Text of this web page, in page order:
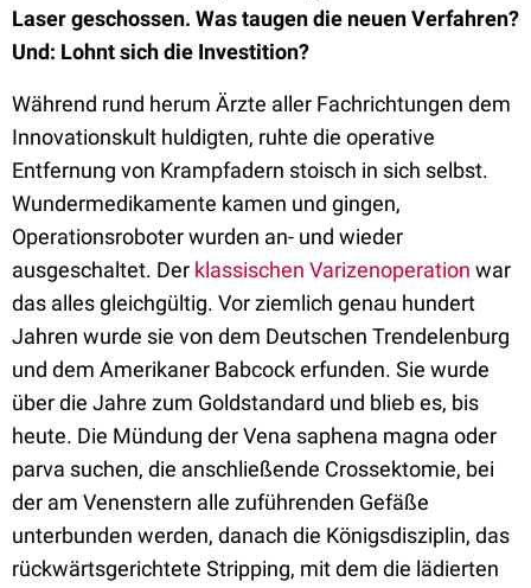
Laser geschossen. Was taugen die neuen Verfahren?
Und: Lohnt sich die Investition?
Während rund herum Ärzte aller Fachrichtungen dem
Innovationskult huldigten, ruhte die operative
Entfernung von Krampfadern stoisch in sich selbst.
Wundermedikamente kamen und gingen,
Operationsroboter wurden an- und wieder
ausgeschaltet. Der klassischen Varizenoperation war
das alles gleichgültig. Vor ziemlich genau hundert
Jahren wurde sie von dem Deutschen Trendelenburg
und dem Amerikaner Babcock erfunden. Sie wurde
über die Jahre zum Goldstandard und blieb es, bis
heute. Die Mündung der Vena saphena magna oder
parva suchen, die anschließende Crossektomie, bei
der am Venenstern alle zuführenden Gefäße
unterbunden werden, danach die Königsdisziplin, das
rückwärtsgerichtete Stripping, mit dem die lädierten